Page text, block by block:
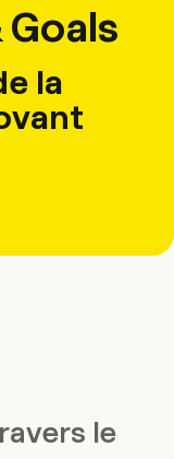
la
le